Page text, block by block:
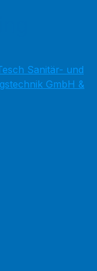
Sanitär- und
GmbH &